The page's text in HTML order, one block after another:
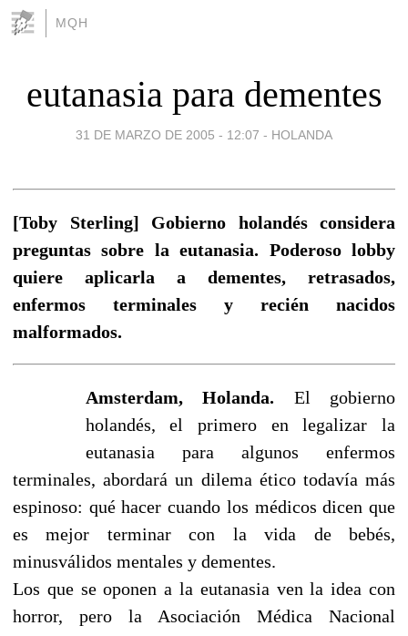
MQH
eutanasia para dementes
31 DE MARZO DE 2005 - 12:07 - HOLANDA
[Toby Sterling] Gobierno holandés considera
preguntas sobre la eutanasia. Poderoso lobby
quiere aplicarla a dementes, retrasados,
enfermos terminales y recién nacidos
malformados.
Amsterdam, Holanda. El gobierno
holandés, el primero en legalizar la
eutanasia para algunos enfermos
terminales, abordará un dilema ético todavía más
espinoso: qué hacer cuando los médicos dicen que
es mejor terminar con la vida de bebés,
minusválidos mentales y dementes.
Los que se oponen a la eutanasia ven la idea con
horror, pero la Asociación Médica Nacional